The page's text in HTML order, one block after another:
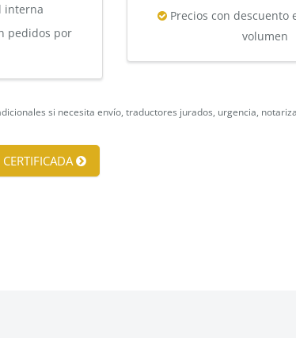
interna
pedidos por
Precios con descuento
volumen
si necesita envío, traductores jurados, urgencia,